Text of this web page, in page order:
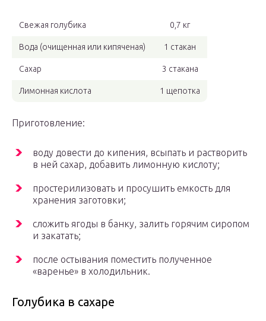
Свежая голубика 0,7 кг
Вода (очищенная или кипяченая) 1 стакан
Сахар 3 стакана
Лимонная кислота 1 щепотка
Приготовление:
воду довести до кипения, всыпать и растворить
в ней сахар, добавить лимонную кислоту;
простерилизовать и просушить емкость для
хранения заготовки;
сложить ягоды в банку, залить горячим сиропом
и закатать;
после остывания поместить полученное
«варенье» в холодильник.
Голубика в сахаре